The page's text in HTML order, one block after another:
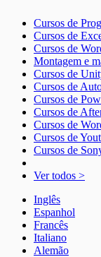
Cursos de
Cursos de
Cursos de
Montagem e
Cursos de
Cursos de
Cursos de
Cursos de
Cursos de
Cursos de
Cursos de
Ver todos >
Inglês
Espanhol
Francês
Italiano
Alemão